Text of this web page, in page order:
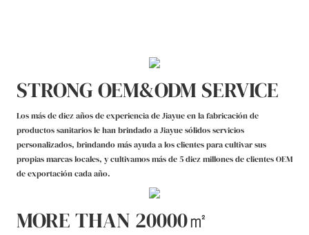
STRONG OEM&ODM SERVICE
Los más de diez años de experiencia de Jiayue en la fabricación de
productos sanitarios le han brindado a Jiayue sólidos servicios
personalizados, brindando más ayuda a los clientes para cultivar sus
propias marcas locales, y cultivamos más de 5 diez millones de clientes OEM
de exportación cada año.
MORE THAN 20000㎡